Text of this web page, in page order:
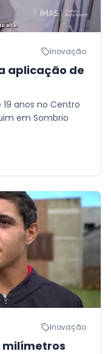
Inovação
aplicação de
anos no Centro
em Sombrio
Inovação
milímetros